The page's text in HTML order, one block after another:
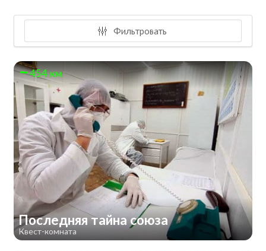
Фильтровать
454 км
Последняя тайна союза
Квест-комната